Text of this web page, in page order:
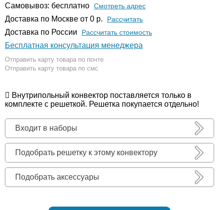
Самовывоз: бесплатно Смотреть адрес
Доставка по Москве от 0 р. Расcчитать
Доставка по России Рассчитать стоимость
Бесплатная консультация менеджера
Отправить карту товара по почте
Отправить карту товара по смс
Внутрипольный конвектор поставляется только в
комплекте с решеткой. Решетка покупается отдельно!
Входит в наборы
Подобрать решетку к этому конвектору
Подобрать аксессуары